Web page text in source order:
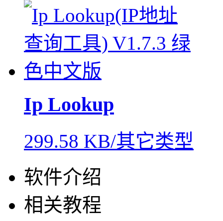
Ip Lookup
299.58 KB/其它类型
软件介绍
相关教程